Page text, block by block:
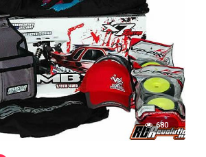
680